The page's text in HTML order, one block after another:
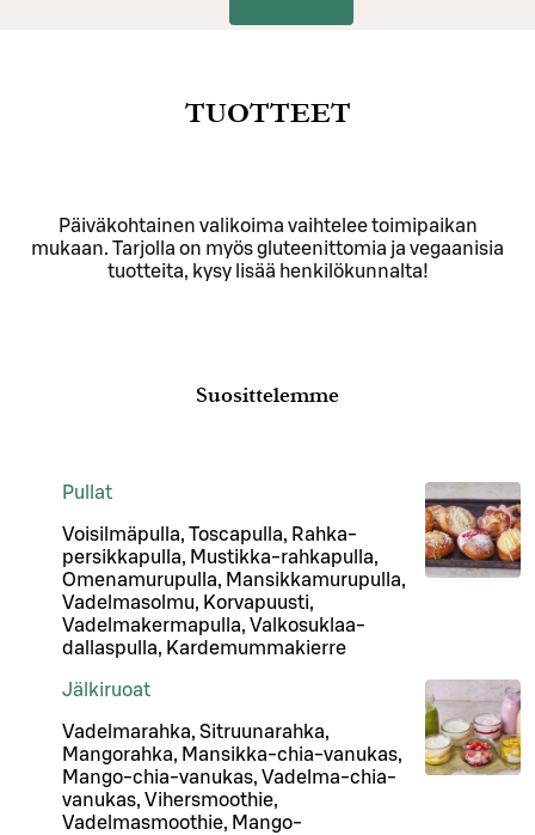
TUOTTEET
Päiväkohtainen valikoima vaihtelee toimipaikan
mukaan. Tarjolla on myös gluteenittomia ja vegaanisia
tuotteita, kysy lisää henkilökunnalta!
Suosittelemme
Pullat
Voisilmäpulla, Toscapulla, Rahka-
persikkapulla, Mustikka-rahkapulla,
Omenamurupulla, Mansikkamurupulla,
Vadelmasolmu, Korvapuusti,
Vadelmakermapulla, Valkosuklaa-
dallaspulla, Kardemummakierre
Jälkiruoat
Vadelmarahka, Sitruunarahka,
Mangorahka, Mansikka-chia-vanukas,
Mango-chia-vanukas, Vadelma-chia-
vanukas, Vihersmoothie,
Vadelmasmoothie, Mango-